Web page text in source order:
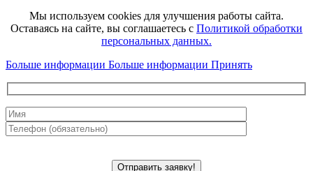
Мы используем cookies для улучшения работы сайта.
Оставаясь на сайте, вы соглашаетесь с Политикой обработки
персональных данных.
Больше информации Больше информации Принять